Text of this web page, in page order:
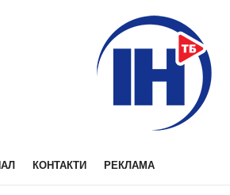
КОНТАКТИ РЕКЛАМА